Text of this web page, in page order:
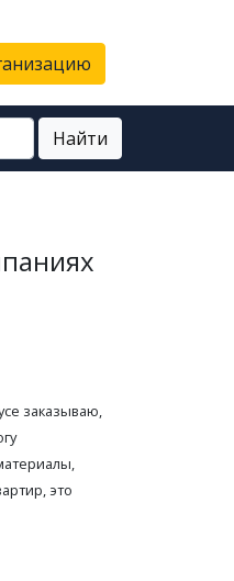
Найти
заказываю,
это